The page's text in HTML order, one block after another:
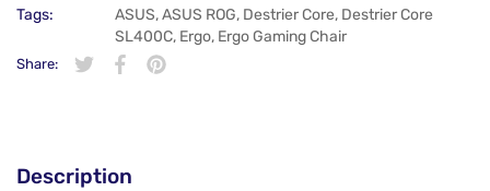
Tags:
ASUS,ASUS ROG, Destrier Core, Destrier Core
SL400C, Ergo, Ergo Gaming Chair
Share:
在 Twitter 上發佈 Twitter 貼文
在新視窗中開啟。
分享至 Facebook
在新視窗中開啟。
在 Pinterest 上發佈 Pin 貼文
在新視窗中開啟。
Description